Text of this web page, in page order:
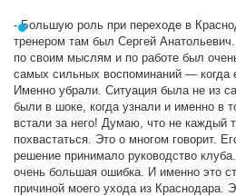
- Большую роль при переходе в
тренером там был Сергей Анатольевич.
по своим мыслям и по работе был
самых сильных воспоминаний — когда
Именно убрали. Ситуация была не из
были в шоке, когда узнали и именно в
встали за него! Думаю, что не каждый
похвастаться. Это о многом говорит.
решение принимало руководство
очень большая ошибка. И именно это
причиной моего ухода из Краснодара.